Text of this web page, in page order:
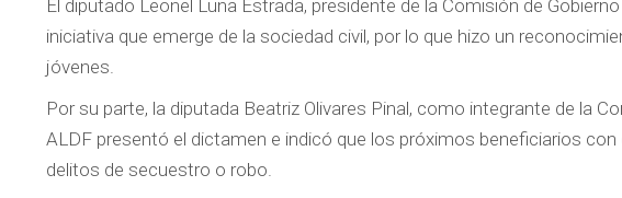
El diputado Leonel Luna Estrada, presidente de la Comisión de
iniciativa que emerge de la sociedad civil, por lo que hizo un
jóvenes.
Por su parte, la diputada Beatriz Olivares Pinal, como integrante de la
ALDF presentó el dictamen e indicó que los próximos beneficiarios
delitos de secuestro o robo.